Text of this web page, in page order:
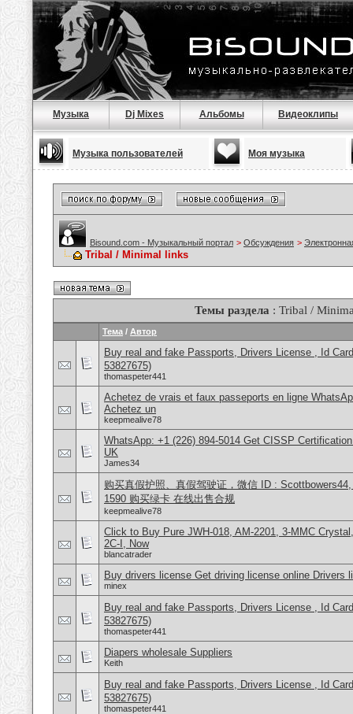
Музыка Dj Mixes Альбомы Видеоклипы
Музыка пользователей Моя музыка
Bisound.com - Музыкальный портал > Обсуждения >
Tribal / Minimal links
Темы раздела : Tribal /
Тема / Автор
Buy real and fake Passports, Drivers License , Id
53827675)
thomaspeter441
Achetez de vrais et faux passeports en ligne
Achetez un
keepmealive78
WhatsApp: +1 (226) 894-5014​ Get CISSP
UK
James34
购买真假护照、真假驾驶证，微信 ID :
1590 购买绿卡 在线出售合规
keepmealive78
Click to Buy Pure JWH-018, AM-2201, 3-MMC
2C-I, Now
blancatrader
Buy drivers license Get driving license online Drivers
minex
Buy real and fake Passports, Drivers License , Id
53827675)
thomaspeter441
Diapers wholesale Suppliers
Keith
Buy real and fake Passports, Drivers License , Id
53827675)
thomaspeter441